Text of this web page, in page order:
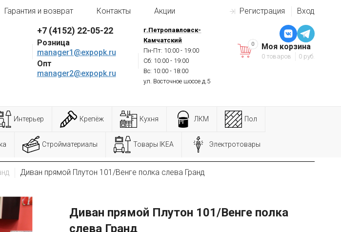
Регистрация Вход
Гарантия и возврат Контакты Акции
+7 (4152) 22-05-22
Розница
manager1@expopk.ru
Опт
manager2@expopk.ru
г.Петропавловск-
Камчатский
Пн-Пт: 10:00 - 19:00
Сб: 10:00 - 19:00
Вс: 10:00 - 18:00
ул. Восточное шоссе д.5
Моя корзина
0 товаров 0 руб.
0
Интерьер Крепёж Кухня ЛКМ Пол
Стройматериалы Товары IKEA Электротовары
Диван прямой Плутон 101/Венге полка слева Гранд
Диван прямой Плутон 101/Венге полка
слева Гранд